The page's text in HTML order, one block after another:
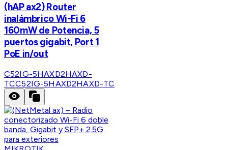
(hAP ax2) Router
inalámbrico Wi-Fi 6
160mW de Potencia, 5
puertos gigabit, Port 1
PoE in/out
C52IG-5HAXD2HAXD-
TCC52IG-5HAXD2HAXD-TC